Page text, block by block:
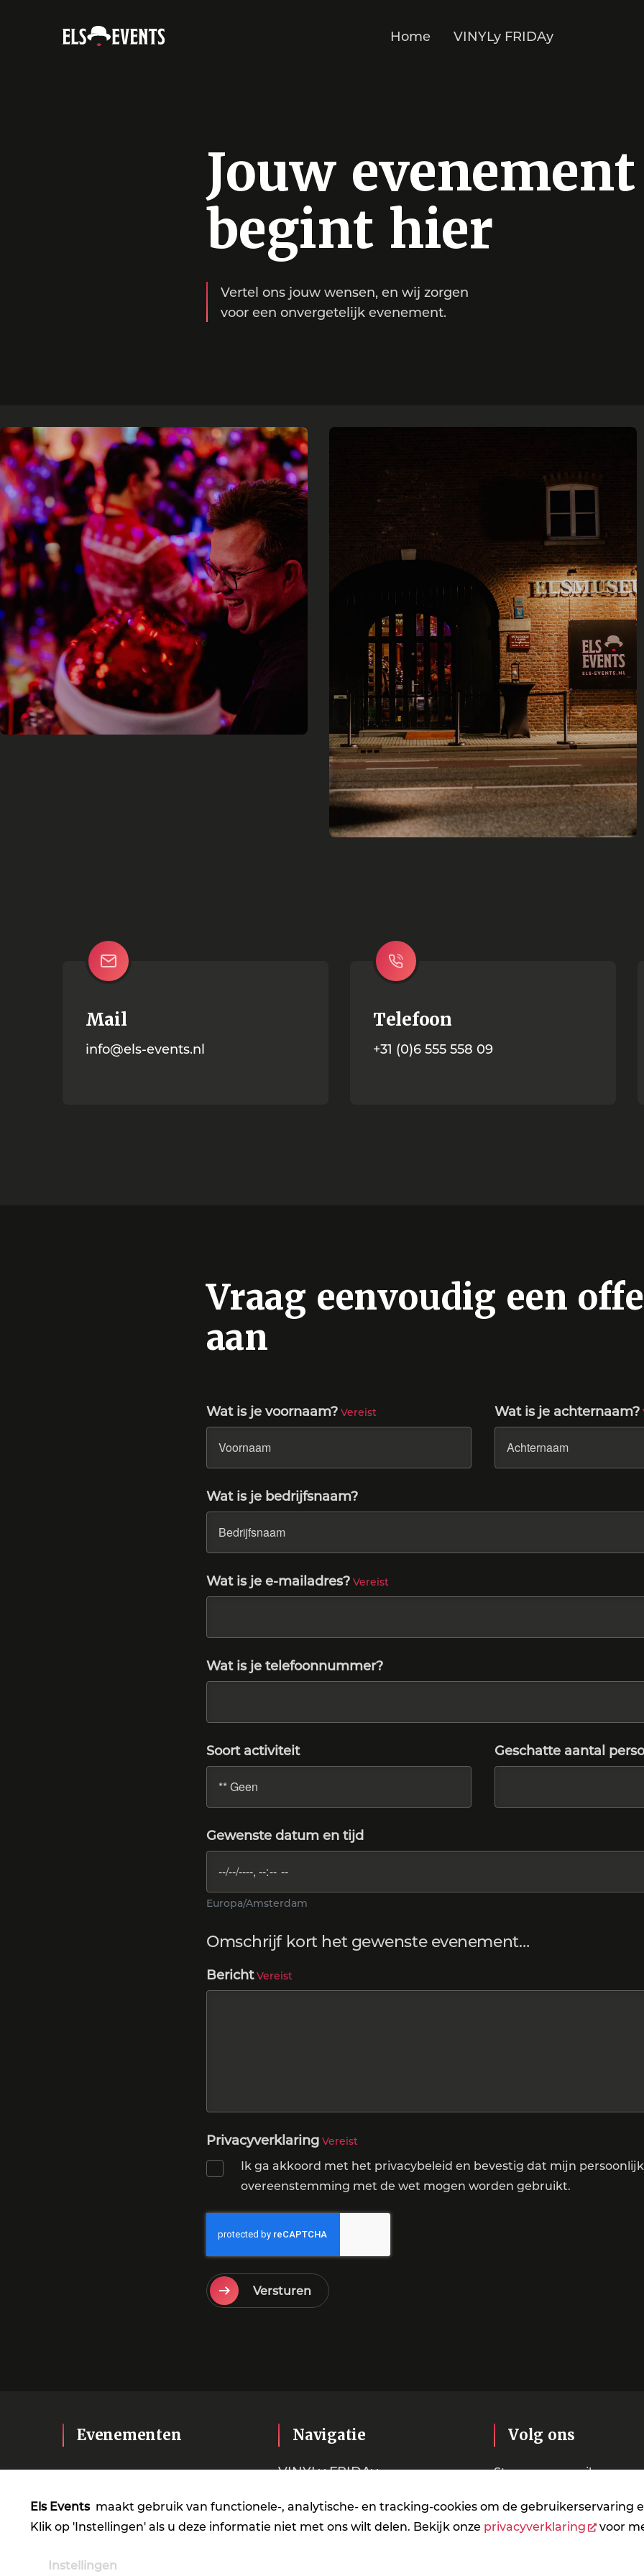
Els Events maakt gebruik van functionele-, analytische- en tracking-cookies om de gebruikerservaring
Klik op 'Instellingen' als u deze informatie niet met ons wilt delen. Bekijk onze privacyverklaring voor
Instellingen
Home VINYLy FRIDAy
Jouw evenement
begint hier
Vertel ons jouw wensen, en wij zorgen
voor een onvergetelijk evenement.
Mail
info@els-events.nl
Telefoon
+31 (0)6 555 558 09
Vraag eenvoudig een
aan
Wat is je voornaam? Vereist Wat is je achternaam?
Wat is je bedrijfsnaam?
Wat is je e-mailadres? Vereist
Wat is je telefoonnummer?
Soort activiteit Geschatte aantal
Gewenste datum en tijd
Europa/Amsterdam
Omschrijf kort het gewenste evenement…
Bericht Vereist
Privacyverklaring Vereist
Ik ga akkoord met het privacybeleid en bevestig dat mijn
overeenstemming met de wet mogen worden gebruikt.
Versturen
Evenementen Navigatie
VINYLy FRIDAy
Contact
Volg ons
Stuur een e-mail
Instagram